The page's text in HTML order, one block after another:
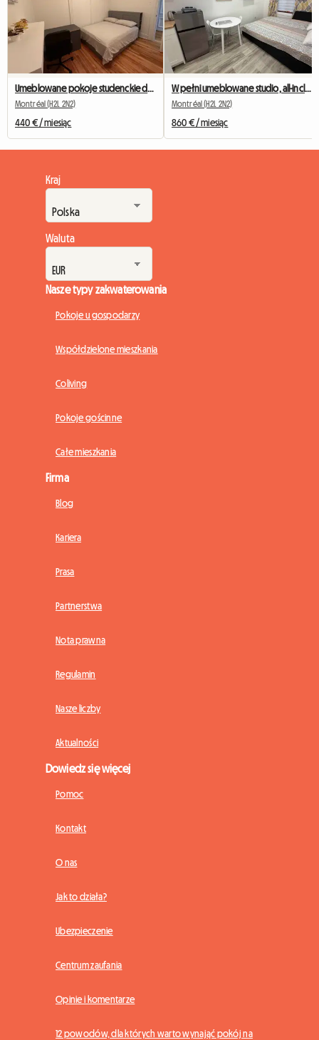
Montréal (H2L 2N2)
440 € / miesiąc
Montréal (H2L 2N2)
860 € / miesiąc
Kraj
Waluta
Nasze typy zakwaterowania
Pokoje u gospodarzy
Współdzielone mieszkania
Coliving
Pokoje gościnne
Całe mieszkania
Firma
Blog
Kariera
Prasa
Partnerstwa
Nota prawna
Regulamin
Nasze liczby
Aktualności
Dowiedz się więcej
Pomoc
Kontakt
O nas
Jak to działa?
Ubezpieczenie
Centrum zaufania
Opinie i komentarze
12 powodów, dla których warto wynająć pokój na